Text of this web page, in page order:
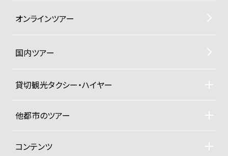
オンラインツアー
国内ツアー
貸切観光タクシー・ハイヤー
貸切観光タクシー・ハイヤーTOP
車両ラインナップと料金
他都市のツアー
札幌観光タクシーツアー
東京観光タクシーツアー
コンテンツ